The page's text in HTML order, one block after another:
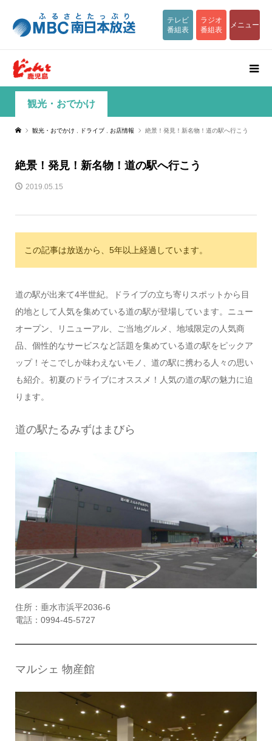
テレビ
番組表
ラジオ
番組表
メニュー
観光・おでかけ
観光・おでかけ ドライブ お店情報 絶景！発見！新名物！道の駅へ行こう
絶景！発見！新名物！道の駅へ行こう
2019.05.15
この記事は放送から、5年以上経過しています。
道の駅が出来て4半世紀。ドライブの立ち寄りスポットから目
的地として人気を集めている道の駅が登場しています。ニュー
オープン、リニューアル、ご当地グルメ、地域限定の人気商
品、個性的なサービスなど話題を集めている道の駅をピックア
ップ！そこでしか味わえないモノ、道の駅に携わる人々の思い
も紹介。初夏のドライブにオススメ！人気の道の駅の魅力に迫
ります。
道の駅たるみずはまびら
住所：垂水市浜平2036-6
電話：0994-45-5727
マルシェ 物産館